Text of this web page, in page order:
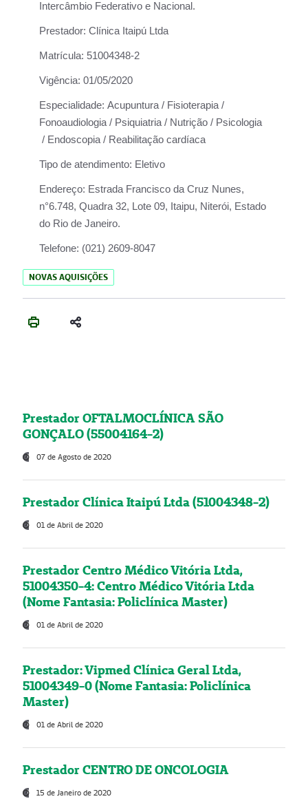
Intercâmbio Federativo e Nacional.
Prestador: Clínica Itaipú Ltda
Matrícula: 51004348-2
Vigência: 01/05/2020
Especialidade: Acupuntura / Fisioterapia /
Fonoaudiologia / Psiquiatria / Nutrição / Psicologia
/ Endoscopia / Reabilitação cardíaca
Tipo de atendimento: Eletivo
Endereço: Estrada Francisco da Cruz Nunes,
n°6.748, Quadra 32, Lote 09, Itaipu, Niterói, Estado
do Rio de Janeiro.
Telefone: (021) 2609-8047
NOVAS AQUISIÇÕES
Prestador OFTALMOCLÍNICA SÃO
GONÇALO (55004164-2)
07 de Agosto de 2020
Prestador Clínica Itaipú Ltda (51004348-2)
01 de Abril de 2020
Prestador Centro Médico Vitória Ltda,
51004350-4: Centro Médico Vitória Ltda
(Nome Fantasia: Policlínica Master)
01 de Abril de 2020
Prestador: Vipmed Clínica Geral Ltda,
51004349-0 (Nome Fantasia: Policlínica
Master)
01 de Abril de 2020
Prestador CENTRO DE ONCOLOGIA
15 de Janeiro de 2020